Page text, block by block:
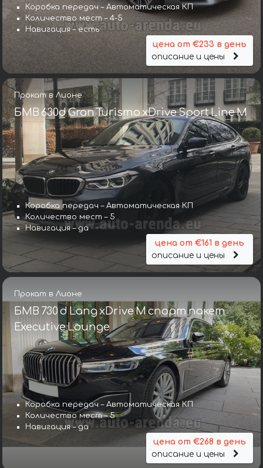
Коробка передач – Автоматическая КП
Количество мест – 4-5
Навигация – есть
цена от €233 в день
описание и цены
Прокат в Лионе
БМВ 630d Gran Turismo xDrive Sport Line М
Коробка передач – Автоматическая КП
Количество мест – 5
Навигация – да
цена от €161 в день
описание и цены
Прокат в Лионе
БМВ 730 d Lang xDrive M спорт пакет
Executive Lounge
Коробка передач – Автоматическая КП
Количество мест – 5
Навигация – да
цена от €268 в день
описание и цены